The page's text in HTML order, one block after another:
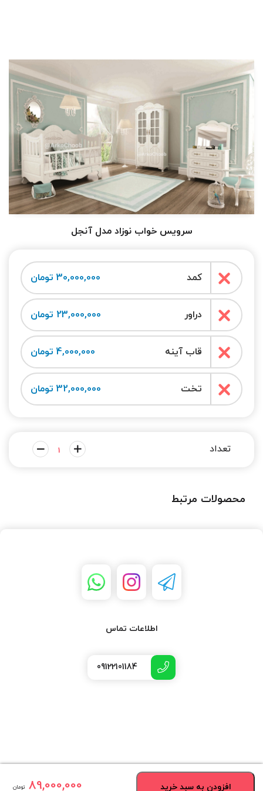
سرویس خواب نوزاد مدل آنجل
89,000,000 تومان
کمد 30,000,000 تومان
دراور 23,000,000 تومان
قاب آینه 4,000,000 تومان
تخت 32,000,000 تومان
افزودن به سبد خرید
محصولات مرتبط
اطلاعات تماس
09122101184